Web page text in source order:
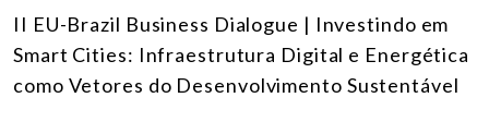
II EU-Brazil Business Dialogue | Investindo em
Smart Cities: Infraestrutura Digital e Energética
como Vetores do Desenvolvimento Sustentável